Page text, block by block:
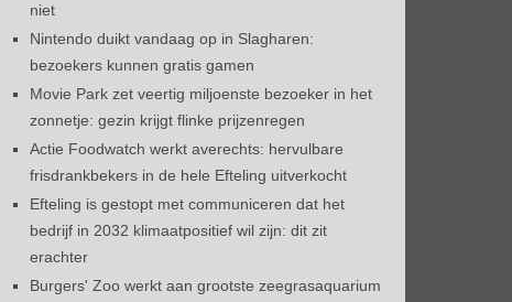
niet
Nintendo duikt vandaag op in Slagharen:
bezoekers kunnen gratis gamen
Movie Park zet veertig miljoenste bezoeker in het
zonnetje: gezin krijgt flinke prijzenregen
Actie Foodwatch werkt averechts: hervulbare
frisdrankbekers in de hele Efteling uitverkocht
Efteling is gestopt met communiceren dat het
bedrijf in 2032 klimaatpositief wil zijn: dit zit
erachter
Burgers' Zoo werkt aan grootste zeegrasaquarium